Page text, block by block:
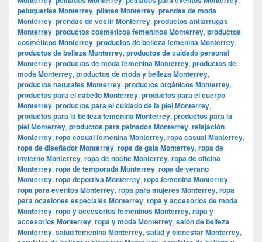
peluquerías Monterrey, pilates Monterrey, prendas de moda
Monterrey, prendas de vestir Monterrey, productos antiarrugas
Monterrey, productos cosméticos femeninos Monterrey, productos
cosméticos Monterrey, productos de belleza femenina Monterrey,
productos de belleza Monterrey, productos de cuidado personal
Monterrey, productos de moda femenina Monterrey, productos de
moda Monterrey, productos de moda y belleza Monterrey,
productos naturales Monterrey, productos orgánicos Monterrey,
productos para el cabello Monterrey, productos para el cuerpo
Monterrey, productos para el cuidado de la piel Monterrey,
productos para la belleza femenina Monterrey, productos para la
piel Monterrey, productos para peinados Monterrey, relajación
Monterrey, ropa casual femenina Monterrey, ropa casual Monterrey,
ropa de diseñador Monterrey, ropa de gala Monterrey, ropa de
invierno Monterrey, ropa de noche Monterrey, ropa de oficina
Monterrey, ropa de temporada Monterrey, ropa de verano
Monterrey, ropa deportiva Monterrey, ropa femenina Monterrey,
ropa para eventos Monterrey, ropa para mujeres Monterrey, ropa
para ocasiones especiales Monterrey, ropa y accesorios de moda
Monterrey, ropa y accesorios femeninos Monterrey, ropa y
accesorios Monterrey, ropa y moda Monterrey, salón de belleza
Monterrey, salud femenina Monterrey, salud y bienestar Monterrey,